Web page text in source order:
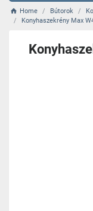
Home Bútorok
Konyhaszekrény Max